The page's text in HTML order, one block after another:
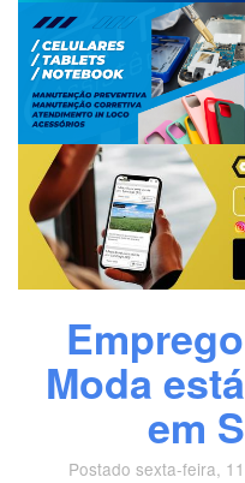
Moda
em
Postado sexta-feira,